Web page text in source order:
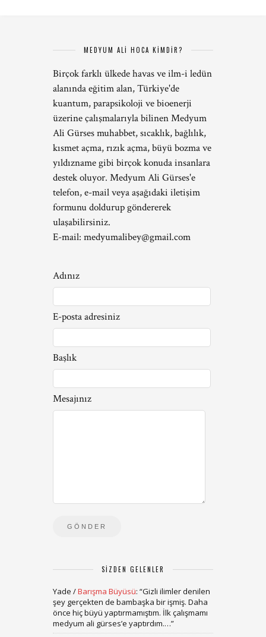
MEDYUM ALİ HOCA KİMDİR?
Birçok farklı ülkede havas ve ilm-i ledün
alanında eğitim alan, Türkiye'de
kuantum, parapsikoloji ve bioenerji
üzerine çalışmalarıyla bilinen Medyum
Ali Gürses muhabbet, sıcaklık, bağlılık,
kısmet açma, rızık açma, büyü bozma ve
yıldızname gibi birçok konuda insanlara
destek oluyor. Medyum Ali Gürses'e
telefon, e-mail veya aşağıdaki iletişim
formunu doldurup göndererek
ulaşabilirsiniz.
E-mail: medyumalibey@gmail.com
Adınız
E-posta adresiniz
Başlık
Mesajınız
SIZDEN GELENLER
Yade /Barışma Büyüsü: “Gizli ilimler denilen
şey gerçekten de bambaşka bir işmiş. Daha
önce hiç büyü yaptırmamıştım. İlk çalışmamı
medyum ali gürses’e yaptırdım.…”